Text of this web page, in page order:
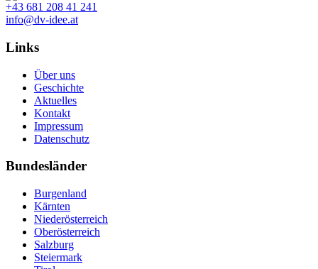
+43 681 208 41 241
info@dv-idee.at
Links
Über uns
Geschichte
Aktuelles
Kontakt
Impressum
Datenschutz
Bundesländer
Burgenland
Kärnten
Niederösterreich
Oberösterreich
Salzburg
Steiermark